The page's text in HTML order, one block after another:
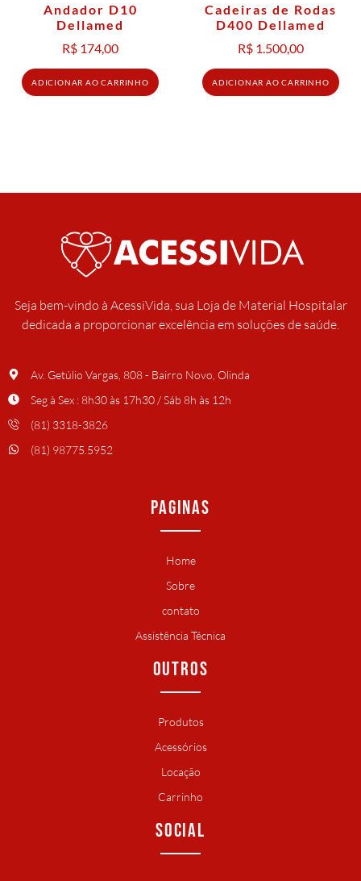
Andador D10
Dellamed
R$ 174,00
ADICIONAR AO CARRINHO
Cadeiras de Rodas
D400 Dellamed
R$ 1.500,00
ADICIONAR AO CARRINHO
Seja bem-vindo à AcessiVida, sua Loja de Material Hospitalar
dedicada a proporcionar excelência em soluções de saúde.
Av. Getúlio Vargas, 808 - Bairro Novo, Olinda
Seg à Sex : 8h30 às 17h30 / Sáb 8h às 12h
(81) 3318-3826
(81) 98775.5952
PAGINAS
Home
Sobre
contato
Assistência Técnica
OUTROS
Produtos
Acessórios
Locação
Carrinho
SOCIAL